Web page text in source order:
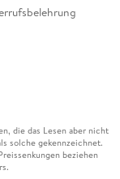
die das Lesen aber nicht
solche gekennzeichnet.
beziehen